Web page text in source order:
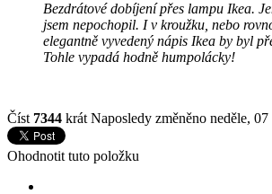
Bezdrátové dobíjení přes lampu Ikea.
jsem nepochopil. I v kroužku, nebo
elegantně vyvedený nápis Ikea by byl
Tohle vypadá hodně humpolácky!
Číst 7344 krát Naposledy změněno neděle,
Ohodnotit tuto položku